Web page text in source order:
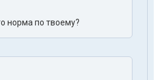
норма по твоему?